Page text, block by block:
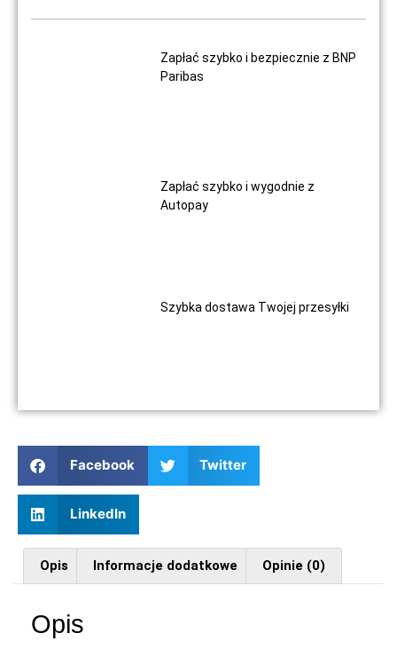
Facebook Twitter
LinkedIn
Zapłać szybko i bezpiecznie z BNP
Paribas
Zapłać szybko i wygodnie z
Autopay
Szybka dostawa Twojej przesyłki
Opis Informacje dodatkowe Opinie (0)
Opis